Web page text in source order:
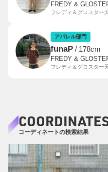
FREDY &
フレディ＆グロスター
アパレル部門
funaP / 178cm
FREDY &
フレディ＆グロスター
コーディネートの検索結果